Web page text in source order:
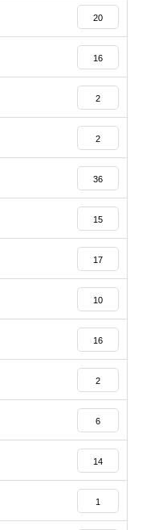
20
16
2
2
36
15
17
10
16
2
6
14
1